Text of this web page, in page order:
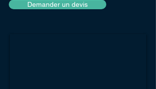
Demander un devis